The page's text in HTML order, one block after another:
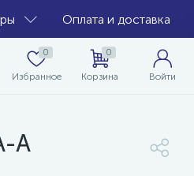
Оплата и доставка
0
Избранное
0
Корзина Войти
А